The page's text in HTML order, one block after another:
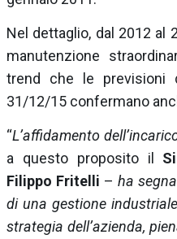
Nel dettaglio, dal 2012 al
manutenzione
trend che le previsioni
31/12/15 confermano
“L’affidamento
a questo proposito il
Filippo Fritelli – ha
di una gestione
strategia dell’azienda,